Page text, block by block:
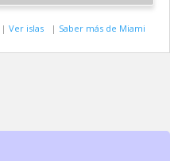
| Ver islas | Saber más de Miami